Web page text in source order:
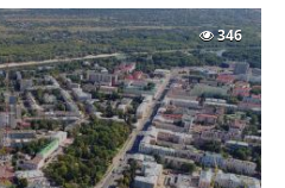
346